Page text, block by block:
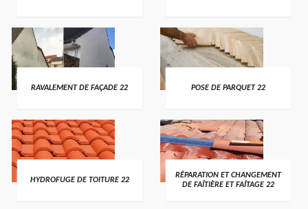
RAVALEMENT DE FAÇADE 22 POSE DE PARQUET 22
HYDROFUGE DE TOITURE 22
RÉPARATION ET CHANGEMENT
DE FAÎTIÈRE ET FAÎTAGE 22